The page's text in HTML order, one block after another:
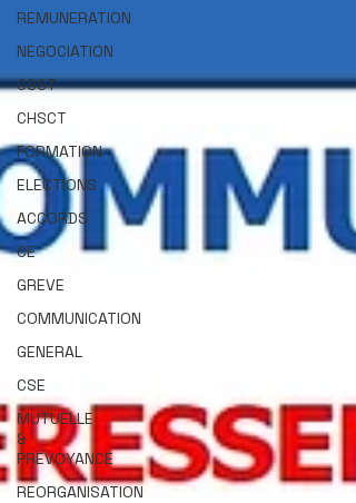
REMUNERATION
NEGOCIATION
CSST
CHSCT
FORMATION
ELECTIONS
ACCORDS
CE
GREVE
COMMUNICATION
GENERAL
CSE
MUTUELLE
&
PREVOYANCE
REORGANISATION